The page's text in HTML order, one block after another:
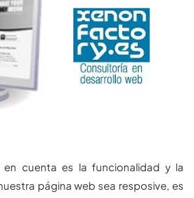
cuenta es la funcionalidad y la
página web sea resposive, es